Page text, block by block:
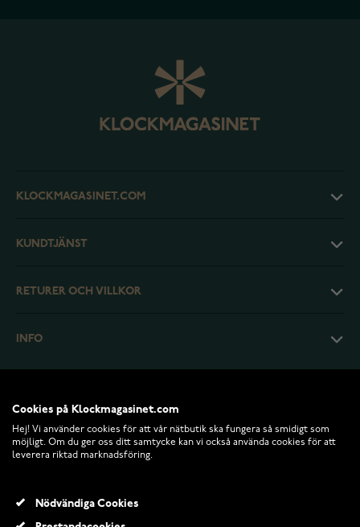
KLOCKMAGASINET.COM
KUNDTJÄNST
RETURER OCH VILLKOR
INFO
Cookies på Klockmagasinet.com
Hej! Vi använder cookies för att vår nätbutik ska fungera så smidigt som
möjligt. Om du ger oss ditt samtycke kan vi också använda cookies för att
leverera riktad marknadsföring.
Nödvändiga Cookies